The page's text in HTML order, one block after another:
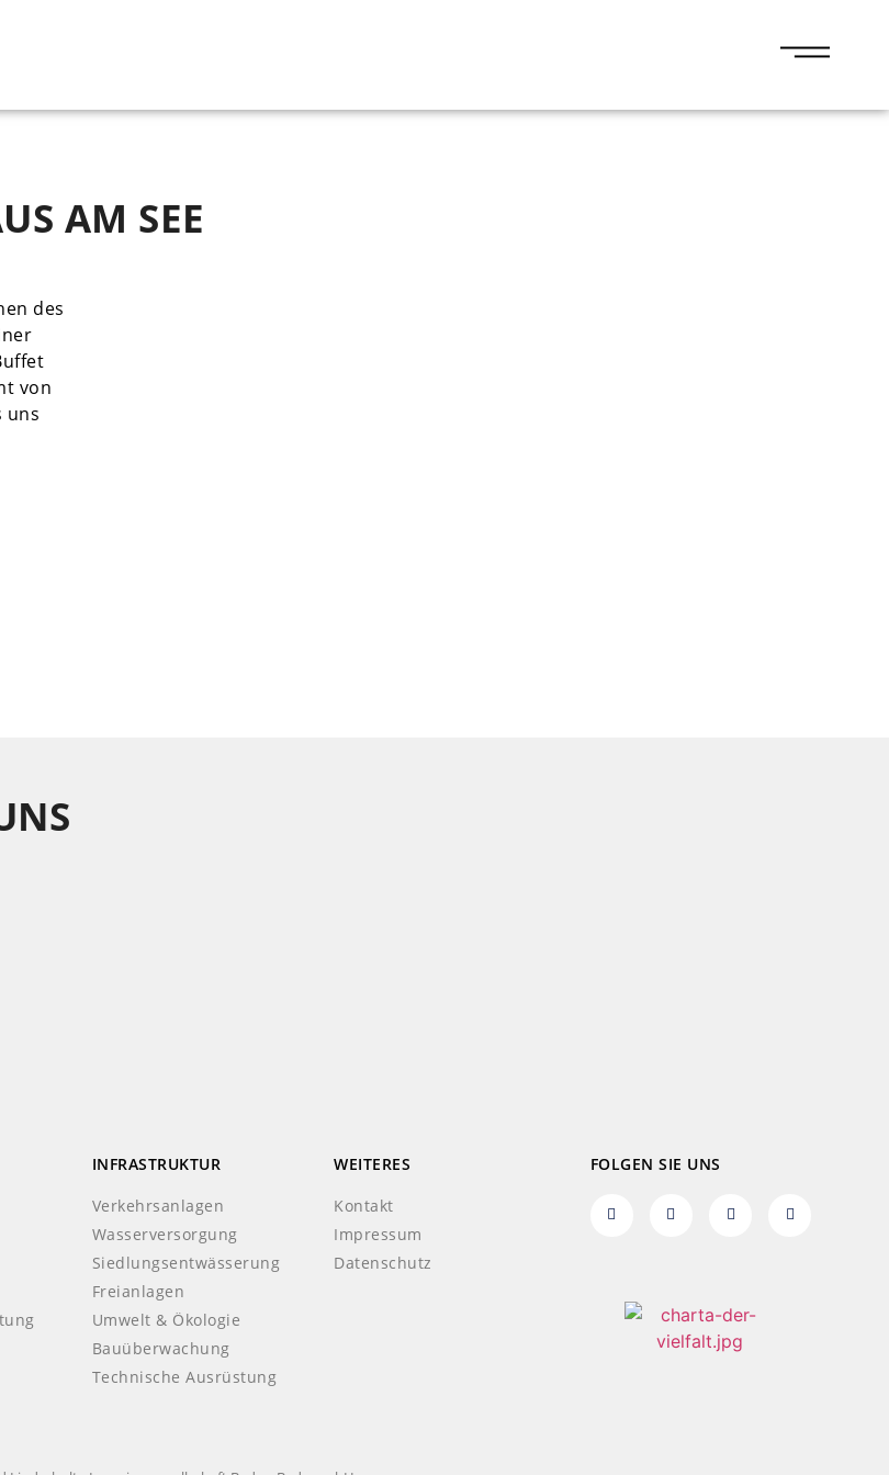
AM SEE
des
von
uns
INFRASTRUKTUR
Verkehrsanlagen
Wasserversorgung
Siedlungsentwässerung
Freianlagen
Umwelt & Ökologie
Bauüberwachung
Technische Ausrüstung
WEITERES
Kontakt
Impressum
Datenschutz
FOLGEN SIE UNS